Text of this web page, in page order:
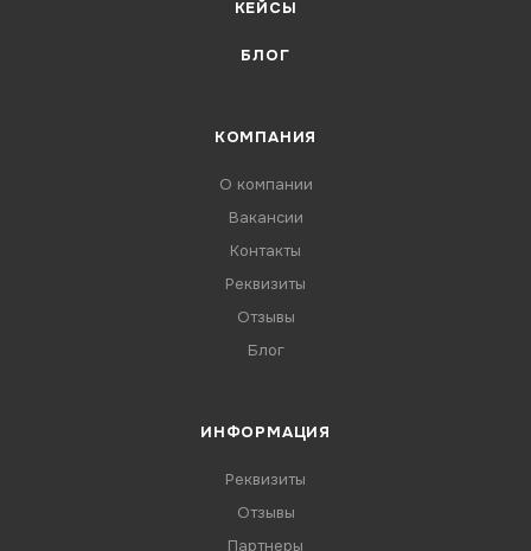
КЕЙСЫ
БЛОГ
КОМПАНИЯ
О компании
Вакансии
Контакты
Реквизиты
Отзывы
Блог
ИНФОРМАЦИЯ
Реквизиты
Отзывы
Партнеры